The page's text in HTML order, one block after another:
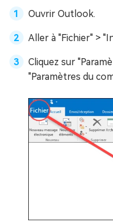
Ouvrir Outlook.
Aller à "Fichier" >
Cliquez sur
"Paramètres du